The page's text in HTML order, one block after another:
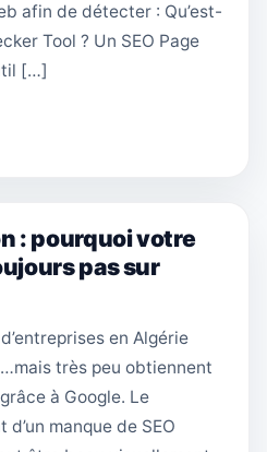
afin de détecter : Qu’est-
Tool ? Un SEO Page
[…]
: pourquoi votre
pas sur
en Algérie
très peu obtiennent
à Google. Le
manque de SEO